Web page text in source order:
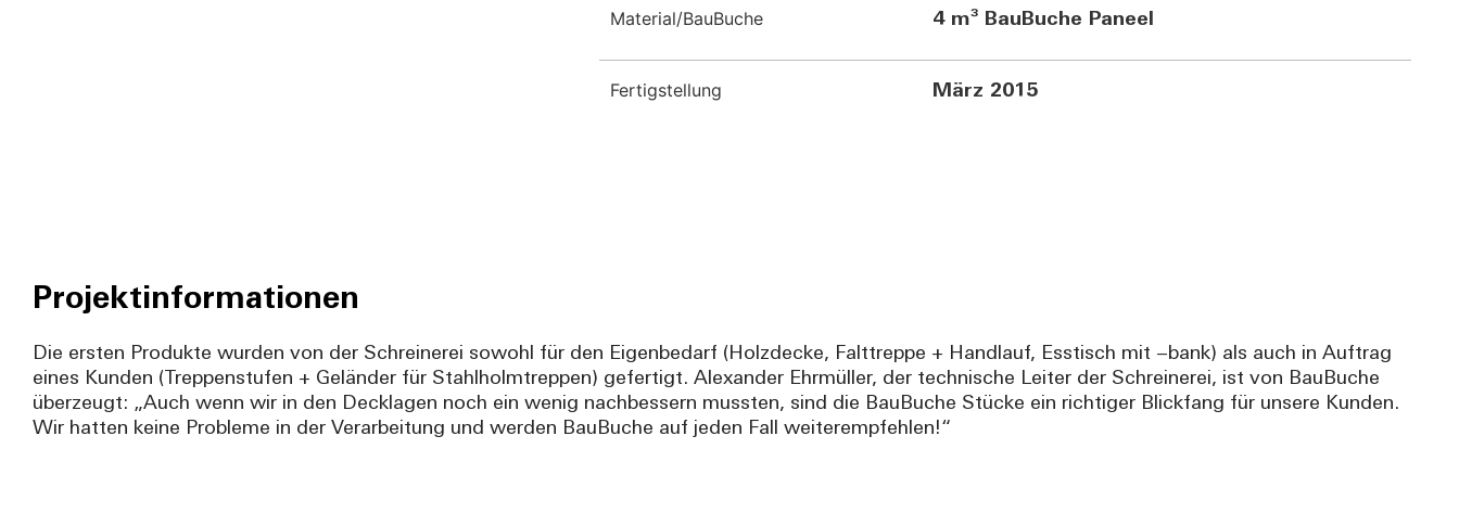
Material/BauBuche 4 m³ BauBuche Paneel
Fertigstellung März 2015
Projektinformationen
Die ersten Produkte wurden von der Schreinerei sowohl für den Eigenbedarf (Holzdecke, Falttreppe + Handlauf, Esstisch mit –bank) als auch in Auftrag
eines Kunden (Treppenstufen + Geländer für Stahlholmtreppen) gefertigt. Alexander Ehrmüller, der technische Leiter der Schreinerei, ist von BauBuche
überzeugt: „Auch wenn wir in den Decklagen noch ein wenig nachbessern mussten, sind die BauBuche Stücke ein richtiger Blickfang für unsere Kunden.
Wir hatten keine Probleme in der Verarbeitung und werden BauBuche auf jeden Fall weiterempfehlen!“